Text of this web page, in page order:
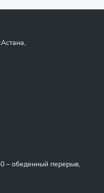
– обеденный перерыв,